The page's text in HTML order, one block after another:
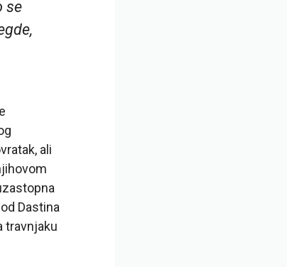
se
ali
Dastina
travnjaku